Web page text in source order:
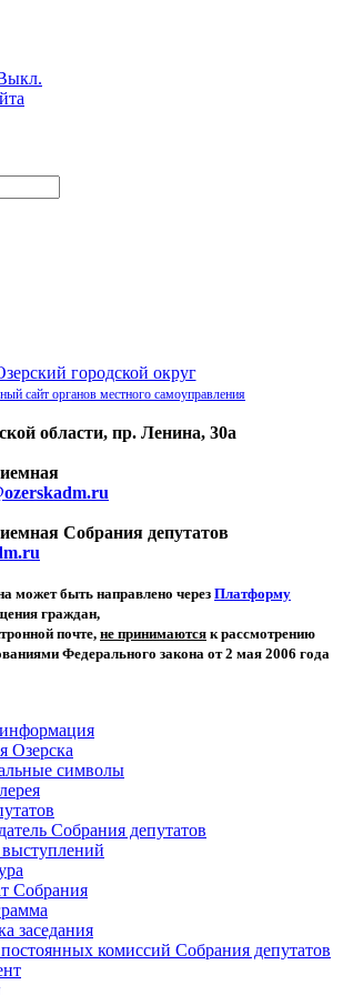
городской округ
сайт органов местного самоуправления
области, пр. Ленина, 30а
Собрания депутатов
может быть направлено через Платформу
граждан,
почте, не принимаются к рассмотрению
Федерального закона от 2 мая 2006 года
Озерска
символы
Собрания депутатов
Собрания
заседания
комиссий Собрания депутатов